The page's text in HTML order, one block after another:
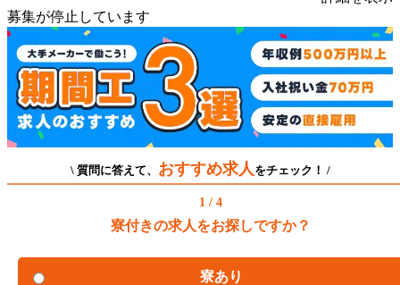
募集が停止しています
\ 質問に答えて、 おすすめ求人 をチェック！ /
1 / 4
寮付きの求人をお探しですか？
寮あり